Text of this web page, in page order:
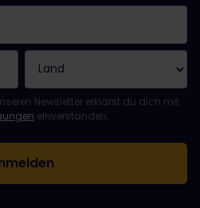
ist ein Pflichtfeld!
ist ein Fehler aufgetreten.
bereits abonniert!
Geschäftsbedingungen zu, um
Newsletter erklärst du dich mit
einverstanden.